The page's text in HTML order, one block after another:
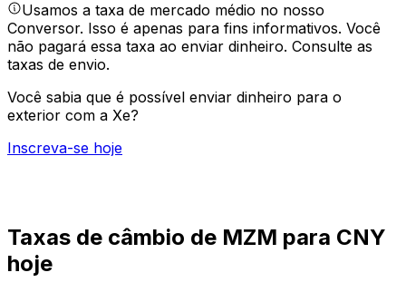
Usamos a taxa de mercado médio no nosso
Conversor. Isso é apenas para fins informativos. Você
não pagará essa taxa ao enviar dinheiro. Consulte as
taxas de envio.
Você sabia que é possível enviar dinheiro para o
exterior com a Xe?
Inscreva-se hoje
Taxas de câmbio de MZM para CNY
hoje